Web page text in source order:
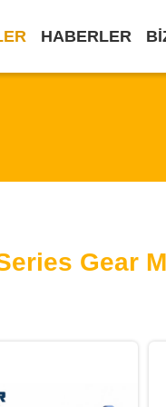
HABERLER
Gear